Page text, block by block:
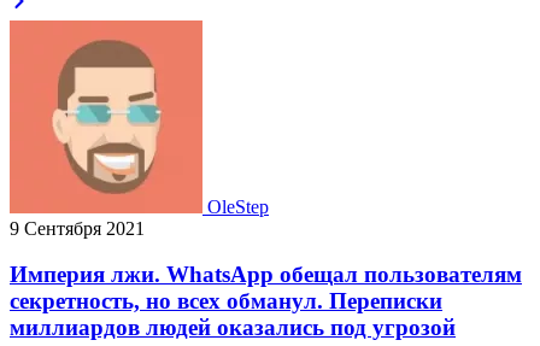
OleStep
9 Сентября 2021
Империя лжи. WhatsApp обещал пользователям
секретность, но всех обманул. Переписки
миллиардов людей оказались под угрозой